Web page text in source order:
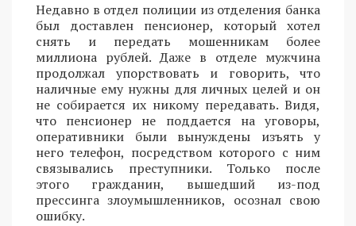
Недавно в отдел полиции из отделения банка
был доставлен пенсионер, который хотел
снять и передать мошенникам более
миллиона рублей. Даже в отделе мужчина
продолжал упорствовать и говорить, что
наличные ему нужны для личных целей и он
не собирается их никому передавать. Видя,
что пенсионер не поддается на уговоры,
оперативники были вынуждены изъять у
него телефон, посредством которого с ним
связывались преступники. Только после
этого гражданин, вышедший из-под
прессинга злоумышленников, осознал свою
ошибку.